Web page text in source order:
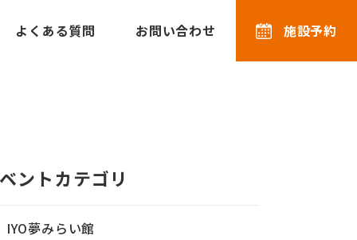
よくある質問 お問い合わせ 施設予約
ントカテゴリ
IYO夢みらい館